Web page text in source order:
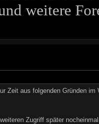
weitere
Zeit aus folgenden Gründen im
Zugriff später